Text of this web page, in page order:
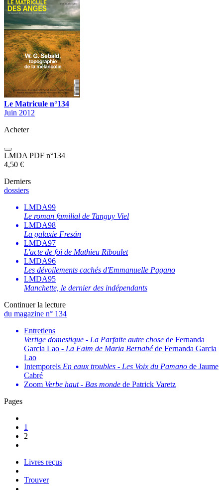
Le Matricule n°134
Juin 2012
Acheter
LMDA PDF n°134
4,50 €
Derniers
dossiers
LMDA99
Le roman familial de Tanguy Viel
LMDA98
La galaxie Fresán
LMDA97
L'acte de foi de Mathieu Riboulet
LMDA96
Les dévoilements cachés d'Emmanuelle Pagano
LMDA95
Manchette, le dernier des indépendants
Continuer la lecture
du magazine n° 134
Entretiens
Vertige domestique - La Parfaite autre chose de Fernanda
Garcia Lao - La Faim de Maria Bernabéde Fernanda Garcia
Lao
Intemporels En eaux troubles - Les Voix du Pamano de Jaume
Cabré
Zoom Verbe haut - Bas monde de Patrick Varetz
Pages
1
2
Livres reçus
Trouver